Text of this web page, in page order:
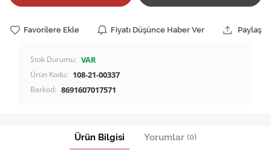
Favorilere Ekle Fiyatı Düşünce Haber Ver Paylaş
Stok Durumu: VAR
Ürün Kodu: 108-21-00337
Barkod: 8691607017571
Ürün Bilgisi Yorumlar (0)